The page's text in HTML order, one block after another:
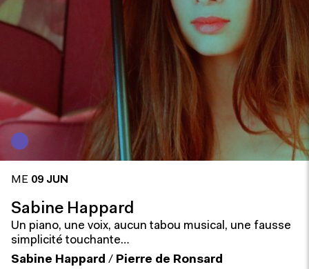
ME 09 JUN
Sabine Happard
Un piano, une voix, aucun tabou musical, une fausse
simplicité touchante…
Sabine Happard / Pierre de Ronsard